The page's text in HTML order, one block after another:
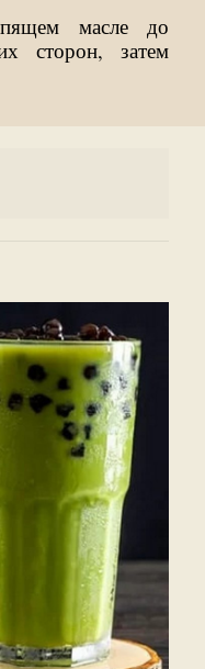
масле до
сторон, затем